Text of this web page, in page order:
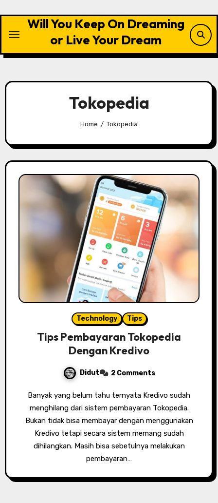
content
Will You Keep On Dreaming
or Live Your Dream
Tokopedia
Home Tokopedia
Technology Tips
Tips Pembayaran Tokopedia
Dengan Kredivo
Didut 2 Comments
Banyak yang belum tahu ternyata Kredivo sudah
menghilang dari sistem pembayaran Tokopedia.
Bukan tidak bisa membayar dengan menggunakan
Kredivo tetapi secara sistem memang sudah
dihilangkan. Masih bisa sebetulnya melakukan
pembayaran…